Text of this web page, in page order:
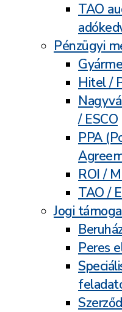
TAO
Pénzügyi
Hitel /
/ ESCO
PPA
ROI /
TAO /
Jogi
Peres